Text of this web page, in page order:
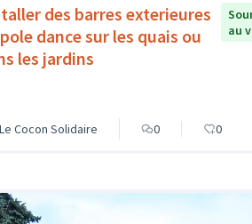
des barres exterieures
dance sur les quais ou
les jardins
au
Le Cocon Solidaire 0 0